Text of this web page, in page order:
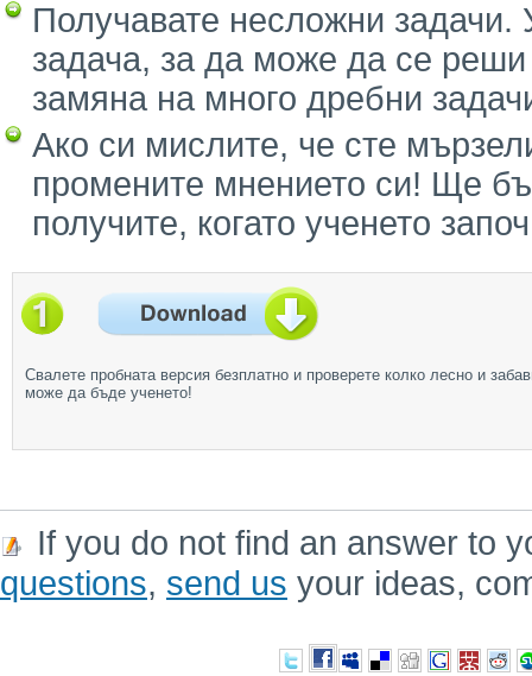
Получавате несложни задачи.
задача, за да може да се
замяна на много дребни
Ако си мислите, че сте
промените мнението си! Ще
получите, когато ученето
Свалете пробната версия безплатно и проверете колко лесно и
може да бъде ученето!
If you do not find an answer to
questions, send us your ideas,